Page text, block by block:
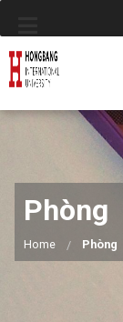
Phòng
Home Phòng